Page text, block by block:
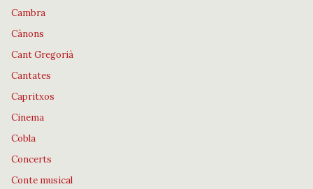
Cambra
Cànons
Cant Gregorià
Cantates
Capritxos
Cinema
Cobla
Concerts
Conte musical